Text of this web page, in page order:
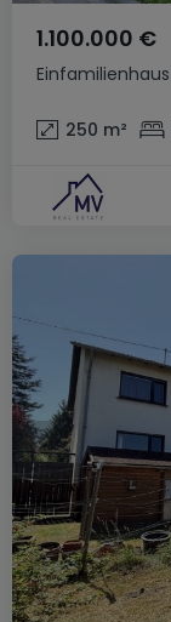
Einfamilienhaus
1.100.000 €
250 m²